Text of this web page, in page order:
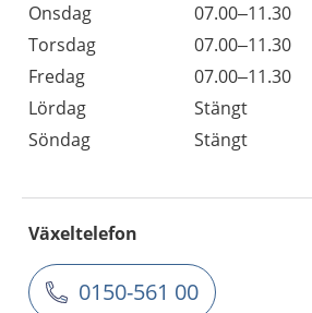
Onsdag
07.00–11.30
Torsdag
07.00–11.30
Fredag
07.00–11.30
Lördag
Stängt
Söndag
Stängt
Växeltelefon
0150-561 00